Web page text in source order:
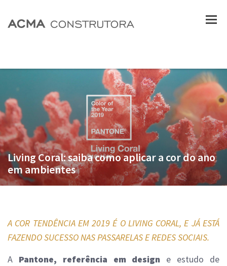
Living Coral: saiba como aplicar a cor do ano
em ambientes
A COR TENDÊNCIA EM 2019 É O LIVING CORAL, E JÁ ESTÁ
FAZENDO SUCESSO NAS PASSARELAS E REDES SOCIAIS.
A Pantone, referência em design e estudo de